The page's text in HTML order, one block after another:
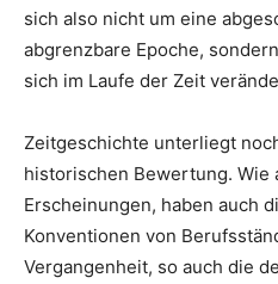
sich also nicht um eine
abgrenzbare Epoche,
sich im Laufe der Zeit
Zeitgeschichte unterliegt
historischen Bewertung. Wie
Erscheinungen, haben auch
Konventionen von
Vergangenheit, so auch die